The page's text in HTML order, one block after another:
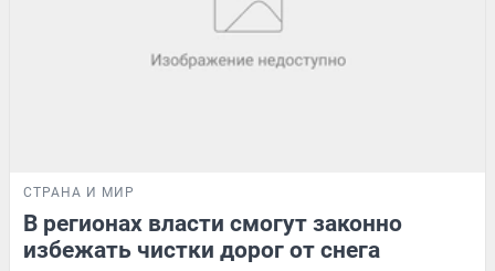
СТРАНА И МИР
В регионах власти смогут законно
избежать чистки дорог от снега